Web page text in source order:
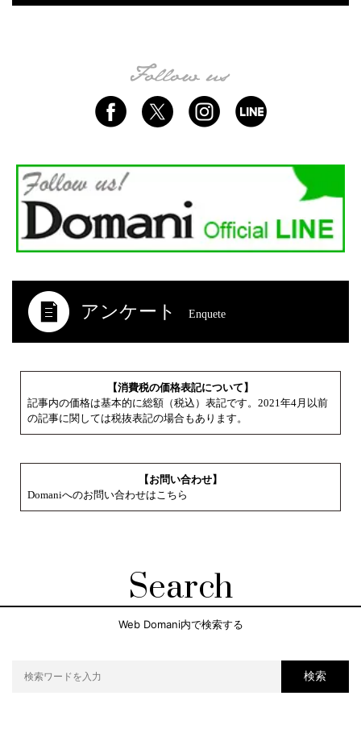
アンケート Enquete
【消費税の価格表記について】
記事内の価格は基本的に総額（税込）表記です。2021年4月以前
の記事に関しては税抜表記の場合もあります。
【お問い合わせ】
Domaniへのお問い合わせはこちら
Search
Web Domani内で検索する
検索